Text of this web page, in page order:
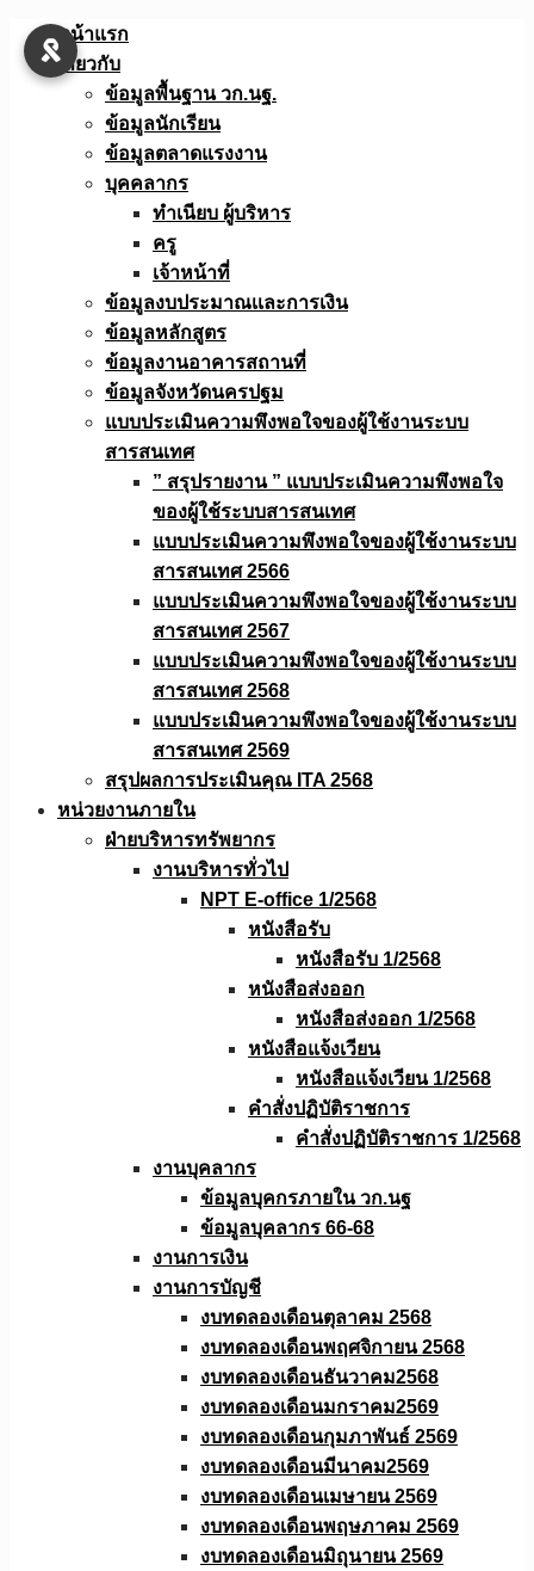
Skip
หน้าแรก
เกี่ยวกับ
ข้อมูลพื้นฐาน วก.นฐ.
ข้อมูลนักเรียน
ข้อมูลตลาดแรงงาน
บุคคลากร
ทำเนียบ ผู้บริหาร
ครู
เจ้าหน้าที่
ข้อมูลงบประมาณเเละการเงิน
ข้อมูลหลักสูตร
ข้อมูลงานอาคารสถานที่
ข้อมูลจังหวัดนครปฐม
แบบประเมินความพึงพอใจของผู้ใช้งานระบบ
สารสนเทศ
” สรุปรายงาน ” แบบประเมินความพึงพอใจ
ของผู้ใช้ระบบสารสนเทศ
แบบประเมินความพึงพอใจของผู้ใช้งานระบบ
สารสนเทศ 2566
แบบประเมินความพึงพอใจของผู้ใช้งานระบบ
สารสนเทศ 2567
แบบประเมินความพึงพอใจของผู้ใช้งานระบบ
สารสนเทศ 2568
แบบประเมินความพึงพอใจของผู้ใช้งานระบบ
สารสนเทศ 2569
สรุปผลการประเมินคุณ ITA 2568
หน่วยงานภายใน
ฝ่ายบริหารทรัพยากร
งานบริหารทั่วไป
NPT E-office 1/2568
หนังสือรับ
หนังสือรับ 1/2568
หนังสือส่งออก
หนังสือส่งออก 1/2568
หนังสือแจ้งเวียน
หนังสือเเจ้งเวียน 1/2568
คำสั่งปฏิบัติราชการ
คำสั่งปฏิบัติราชการ 1/2568
งานบุคลากร
ข้อมูลบุคกรภายใน วก.นฐ
ข้อมูลบุคลากร 66-68
งานการเงิน
งานการบัญชี
งบทดลองเดือนตุลาคม 2568
งบทดลองเดือนพฤศจิกายน 2568
งบทดลองเดือนธันวาคม2568
งบทดลองเดือนมกราคม2569
งบทดลองเดือนกุมภาพันธ์ 2569
งบทดลองเดือนมีนาคม2569
งบทดลองเดือนเมษายน 2569
งบทดลองเดือนพฤษภาคม 2569
งบทดลองเดือนมิถุนายน 2569